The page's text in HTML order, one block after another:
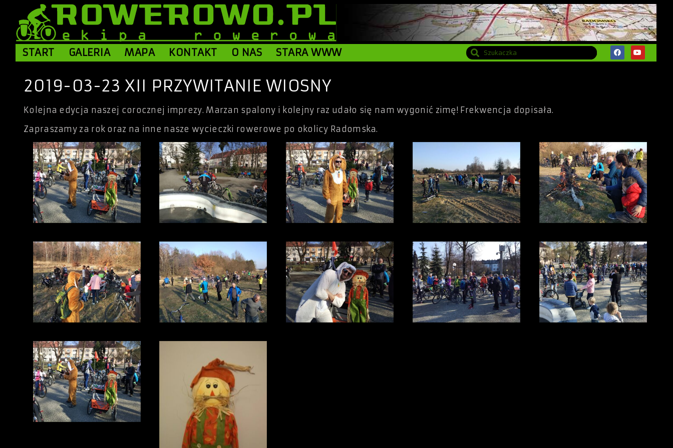
START GALERIA MAPA KONTAKT O NAS STARA WWW
2019-03-23 XII PRZYWITANIE WIOSNY
Kolejna edycja naszej corocznej imprezy. Marzan spalony i kolejny raz udało się nam wygonić zimę! Frekwencja dopisała.
Zapraszamy za rok oraz na inne nasze wycieczki rowerowe po okolicy Radomska.